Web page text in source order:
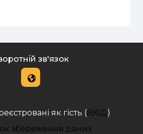
зв'язок
як гість (ВХІД )
збереження даних